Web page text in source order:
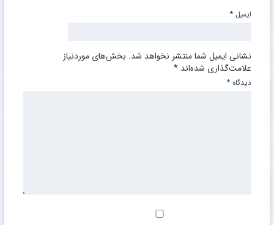
نشانی ایمیل شما منتشر نخواهد شد. بخش‌های موردنیاز
علامت‌گذاری شده‌اند *
دیدگاه *
ایمیل *